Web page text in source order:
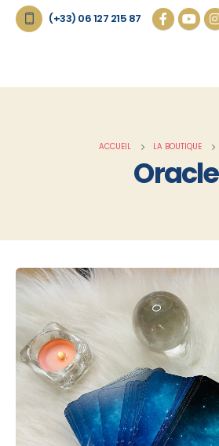
(+33) 06 127 215 87
ACCUEIL LA BOUTIQUE
Oracle